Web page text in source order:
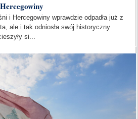
i Hercegowiny wprawdzie odpadła już z
ale i tak odniosła swój historyczny
si...